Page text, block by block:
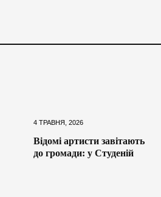
4 ТРАВНЯ, 2026
Відомі артисти завітають
до громади: у Студеній